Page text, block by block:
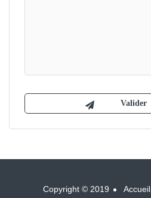
Copyright © 2019 Accueil